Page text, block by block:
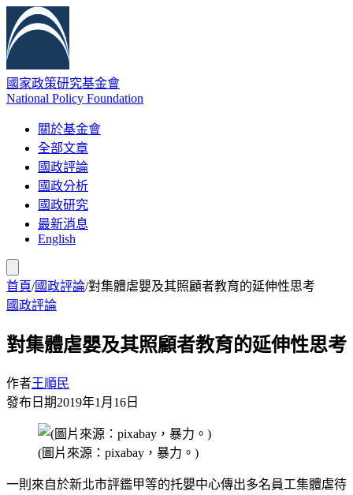
國家政策研究基金會
National Policy Foundation
關於基金會
全部文章
國政評論
國政分析
國政研究
最新消息
English
首頁/國政評論/對集體虐嬰及其照顧者教育的延伸性思考
國政評論
對集體虐嬰及其照顧者教育的延伸性思考
作者王順民
發布日期2019年1月16日
(圖片來源：pixabay，暴力。)
一則來自於新北市評鑑甲等的托嬰中心傳出多名員工集體虐待